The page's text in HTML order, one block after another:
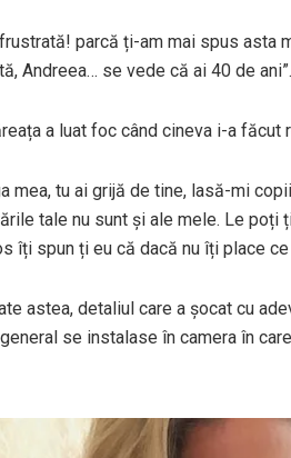
parcă ți-am mai spus asta
Andreea… se vede că ai 40 de ani”.
a luat foc când cineva i-a
mea, tu ai grijă de tine, lasă-mi
tale nu sunt și ale mele. Le poți
îți spun ți eu că dacă nu îți place
astea, detaliul care a șocat cu
se instalase în camera în